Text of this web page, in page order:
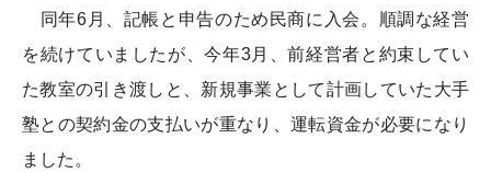
同年6月、記帳と申告のため民商に入会。順調な経営
を続けていましたが、今年3月、前経営者と約束してい
た教室の引き渡しと、新規事業として計画していた大手
塾との契約金の支払いが重なり、運転資金が必要になり
ました。